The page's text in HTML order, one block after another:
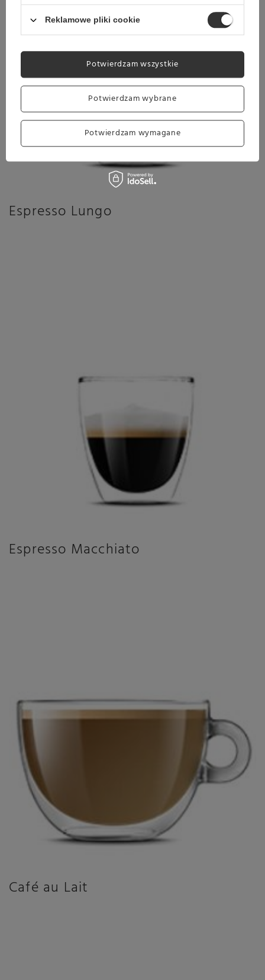
Espresso Lungo
Espresso Macchiato
Café au Lait
Reklamowe pliki cookie
Potwierdzam wybrane
Potwierdzam wymagane
Potwierdzam wszystkie